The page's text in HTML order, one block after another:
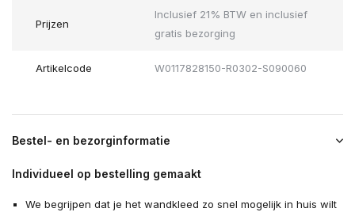
Prijzen
Inclusief 21% BTW en inclusief
gratis bezorging
Artikelcode W0117828150-R0302-S090060
Bestel- en bezorginformatie
Individueel op bestelling gemaakt
We begrijpen dat je het wandkleed zo snel mogelijk in huis wilt